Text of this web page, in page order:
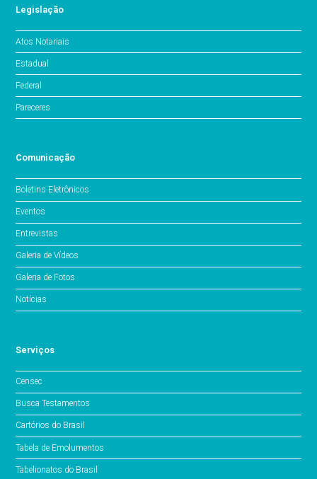
Legislação
Atos Notariais
Estadual
Federal
Pareceres
Comunicação
Boletins Eletrônicos
Eventos
Entrevistas
Galeria de Vídeos
Galeria de Fotos
Notícias
Serviços
Censec
Busca Testamentos
Cartórios do Brasil
Tabela de Emolumentos
Tabelionatos do Brasil